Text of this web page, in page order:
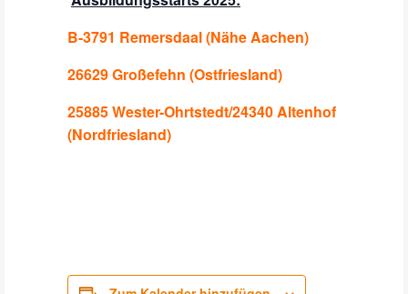
B-3791 Remersdaal (Nähe Aachen)
26629 Großefehn (Ostfriesland)
25885 Wester-Ohrtstedt/24340 Altenhof
(Nordfriesland)